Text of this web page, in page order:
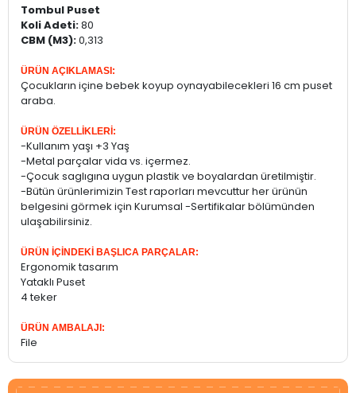
Tombul Puset
Koli Adeti:80
CBM (M3):0,313
ÜRÜN AÇIKLAMASI:
Çocukların içine bebek koyup oynayabilecekleri 16 cm puset
araba.
ÜRÜN ÖZELLİKLERİ:
-Kullanım yaşı +3 Yaş
-Metal parçalar vida vs. içermez.
-Çocuk saglıgına uygun plastik ve boyalardan üretilmiştir.
-Bütün ürünlerimizin Test raporları mevcuttur her ürünün
belgesini görmek için Kurumsal -Sertifikalar bölümünden
ulaşabilirsiniz.
ÜRÜN İÇİNDEKİ BAŞLICA PARÇALAR:
Ergonomik tasarım
Yataklı Puset
4 teker
ÜRÜN AMBALAJI:
File